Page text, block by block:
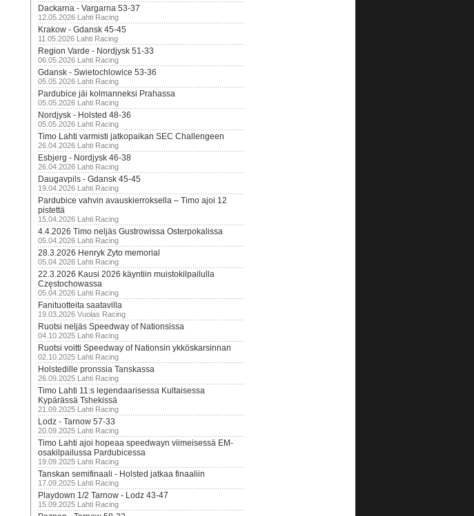
Dackarna - Vargarna 53-37
12.05.2026 Lahti Racing
Krakow - Gdansk 45-45
11.05.2026 Lahti Racing
Region Varde - Nordjysk 51-33
06.05.2026 Lahti Racing
Gdansk - Swietochlowice 53-36
05.05.2026 Lahti Racing
Pardubice jäi kolmanneksi Prahassa
05.05.2026 Lahti Racing
Nordjysk - Holsted 48-36
05.05.2026 Lahti Racing
Timo Lahti varmisti jatkopaikan SEC Challengeen
26.04.2026 Lahti Racing
Esbjerg - Nordjysk 46-38
26.04.2026 Lahti Racing
Daugavpils - Gdansk 45-45
19.04.2026 Lahti Racing
Pardubice vahvin avauskierroksella – Timo ajoi 12
pistettä
15.04.2026 Lahti Racing
4.4.2026 Timo neljäs Gustrowissa Osterpokalissa
05.04.2026 Lahti Racing
28.3.2026 Henryk Zyto memorial
05.04.2026 Lahti Racing
22.3.2026 Kausi 2026 käyntiin muistokilpailulla
Częstochowassa
05.04.2026 Lahti Racing
Fanituotteita saatavilla
19.03.2026 Vuolas Racing
Ruotsi neljäs Speedway of Nationsissa
04.10.2025 Lahti Racing
Ruotsi voitti Speedway of Nationsin ykköskarsinnan
02.10.2025 Lahti Racing
Holstedille pronssia Tanskassa
26.09.2025 Lahti Racing
Timo Lahti 11:s legendaarisessa Kultaisessa
Kypärässä Tshekissä
21.09.2025 Lahti Racing
Lodz - Tarnow 57-33
20.09.2025 Lahti Racing
Timo Lahti ajoi hopeaa speedwayn viimeisessä EM-
osakilpailussa Pardubicessa
19.09.2025 Lahti Racing
Tanskan semifinaali - Holsted jatkaa finaaliin
17.09.2025 Lahti Racing
Playdown 1/2 Tarnow - Lodz 43-47
15.09.2025 Lahti Racing